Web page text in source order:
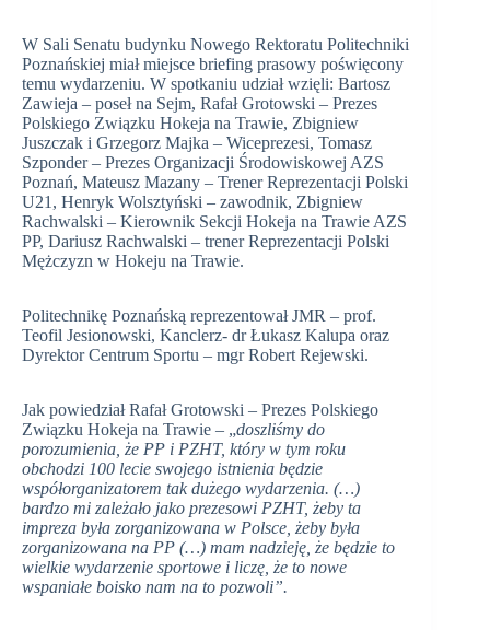
W Sali Senatu budynku Nowego Rektoratu Politechniki
Poznańskiej miał miejsce briefing prasowy poświęcony
temu wydarzeniu. W spotkaniu udział wzięli: Bartosz
Zawieja – poseł na Sejm, Rafał Grotowski – Prezes
Polskiego Związku Hokeja na Trawie, Zbigniew
Juszczak i Grzegorz Majka – Wiceprezesi, Tomasz
Szponder – Prezes Organizacji Środowiskowej AZS
Poznań, Mateusz Mazany – Trener Reprezentacji Polski
U21, Henryk Wolsztyński – zawodnik, Zbigniew
Rachwalski – Kierownik Sekcji Hokeja na Trawie AZS
PP, Dariusz Rachwalski – trener Reprezentacji Polski
Mężczyzn w Hokeju na Trawie.
Politechnikę Poznańską reprezentował JMR – prof.
Teofil Jesionowski, Kanclerz- dr Łukasz Kalupa oraz
Dyrektor Centrum Sportu – mgr Robert Rejewski.
Jak powiedział Rafał Grotowski – Prezes Polskiego
Związku Hokeja na Trawie – „doszliśmy do
porozumienia, że PP i PZHT, który w tym roku
obchodzi 100 lecie swojego istnienia będzie
współorganizatorem tak dużego wydarzenia. (…)
bardzo mi zależało jako prezesowi PZHT, żeby ta
impreza była zorganizowana w Polsce, żeby była
zorganizowana na PP (…) mam nadzieję, że będzie to
wielkie wydarzenie sportowe i liczę, że to nowe
wspaniałe boisko nam na to pozwoli”.